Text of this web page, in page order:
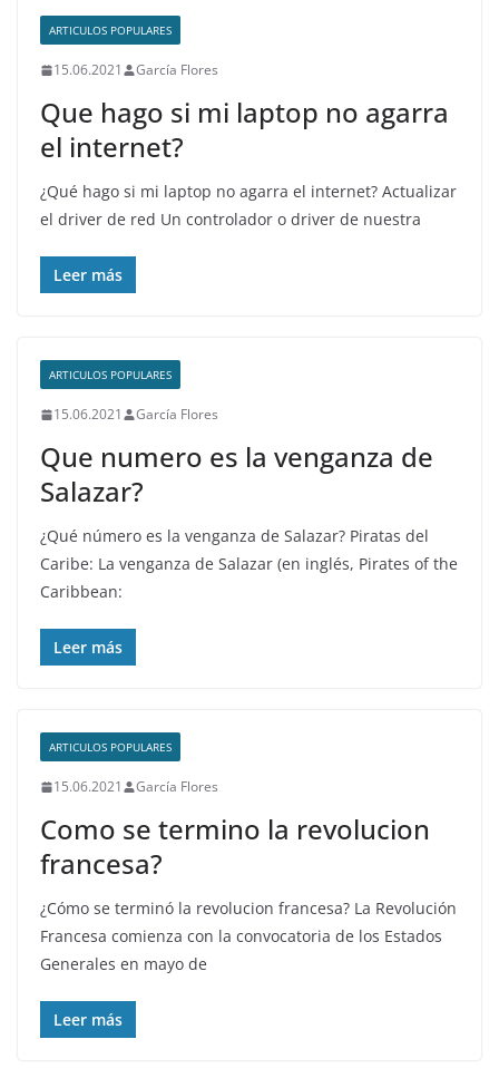
ARTICULOS POPULARES
15.06.2021 García Flores
Que hago si mi laptop no agarra
el internet?
¿Qué hago si mi laptop no agarra el internet? Actualizar
el driver de red Un controlador o driver de nuestra
Leer más
ARTICULOS POPULARES
15.06.2021 García Flores
Que numero es la venganza de
Salazar?
¿Qué número es la venganza de Salazar? Piratas del
Caribe: La venganza de Salazar (en inglés, Pirates of the
Caribbean:
Leer más
ARTICULOS POPULARES
15.06.2021 García Flores
Como se termino la revolucion
francesa?
¿Cómo se terminó la revolucion francesa? La Revolución
Francesa comienza con la convocatoria de los Estados
Generales en mayo de
Leer más